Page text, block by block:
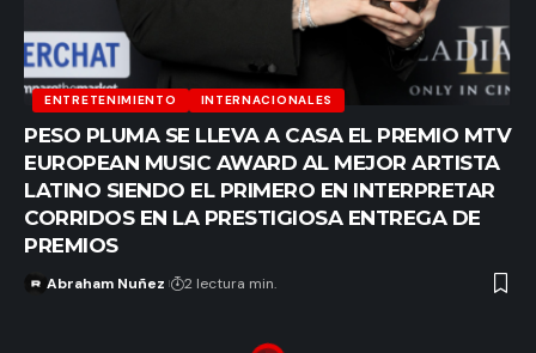
ENTRETENIMIENTO INTERNACIONALES
PESO PLUMA SE LLEVA A CASA EL PREMIO MTV
EUROPEAN MUSIC AWARD AL MEJOR ARTISTA
LATINO SIENDO EL PRIMERO EN INTERPRETAR
CORRIDOS EN LA PRESTIGIOSA ENTREGA DE
PREMIOS
Abraham Nuñez 2 lectura min.